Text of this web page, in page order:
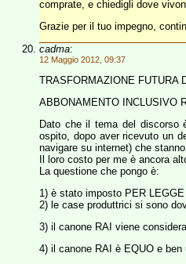
comprate, e chiedigli dove
Grazie per il tuo impegno,
cadma:
12 Maggio 2012, 09:37
TRASFORMAZIONE FUTURA
ABBONAMENTO INCLUSIVO
Dato che il tema del discorso
ospito, dopo aver ricevuto un
navigare su internet) che
Il loro costo per me è ancora
La questione che pongo è:
1) è stato imposto PER
2) le case produttrici si sono
3) il canone RAI viene
4) il canone RAI è EQUO e